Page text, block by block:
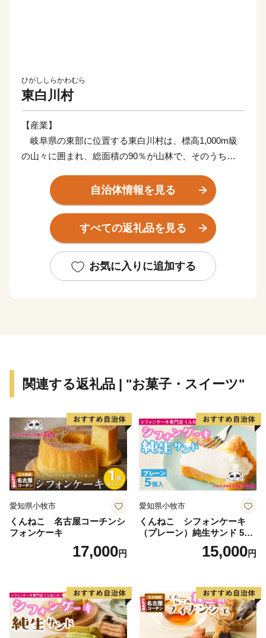
ひがししらかわむら
東白川村
【産業】
岐阜県の東部に位置する東白川村は、標高1,000m級
の山々に囲まれ、総面積の90％が山林で、そのうち
濃ひのき」が植林されています。また、「美濃白川茶」
発祥の地でもあり、山間地ならではの傾斜地を利用し
て、茶栽培を行っています。
明治初年、新政府による神仏分離令に端を発した廃仏毀
釈運動の影響により、仏教建造物のほとんどが破壊され
月3日につちのこ捜索イベント「つちのこフェスタ」を
自治体情報を見る
すべての返礼品を見る
お気に入りに追加する
関連する返礼品 | "お菓子・スイーツ"
愛知県小牧市
くんねこ 名古屋コーチンシ
フォンケーキ
17,000円
愛知県小牧市
くんねこ シフォンケーキ
（プレーン）純生サンド 5個
15,000円